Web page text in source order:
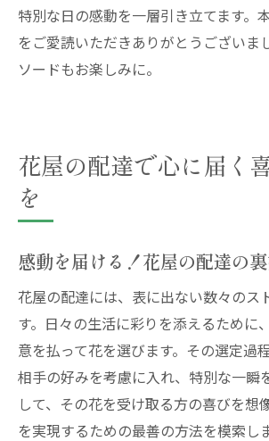
特別な日の感動を一層引き立てます。
をご愛読いただきありがとうございま
ソードもお楽しみに。
花屋の配達で心に届く
を
感動を届ける！花屋の配達の
花屋の配達には、表に出ない数々のス
す。日々の生活に彩りを添えるために
意を払って花を選びます。その選定過
相手の好みを考慮に入れ、特別な一瞬
して、その花を受け取る方の喜びを想
を実現するための最善の方法を模索し